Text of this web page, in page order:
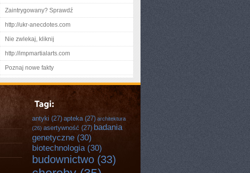
Zaintrygowany? Sprawdź
http://ukr-anecdotes.com
Nie zwlekaj, kliknij
http://impmartialarts.com
Poznaj nowe fakty
antyki (27) apteka(27) architektura
(26) asertywność (27) badania
genetyczne (30)
biotechnologia(30)
budownictwo (33)